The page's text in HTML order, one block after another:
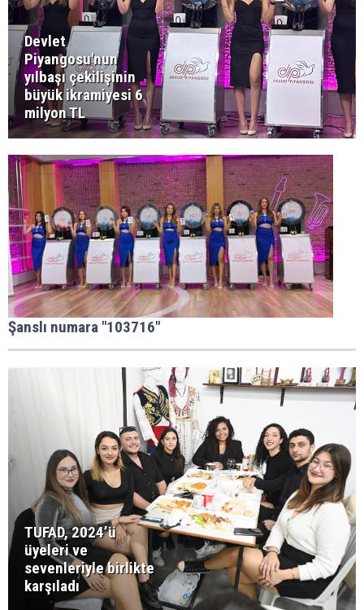
Devlet
Piyangosu'nun
yılbaşı çekilişinin
büyük ikramiyesi 6
milyon TL
Şanslı numara "103716"
TUFAD, 2024’ü
üyeleri ve
sevenleriyle birlikte
karşıladı